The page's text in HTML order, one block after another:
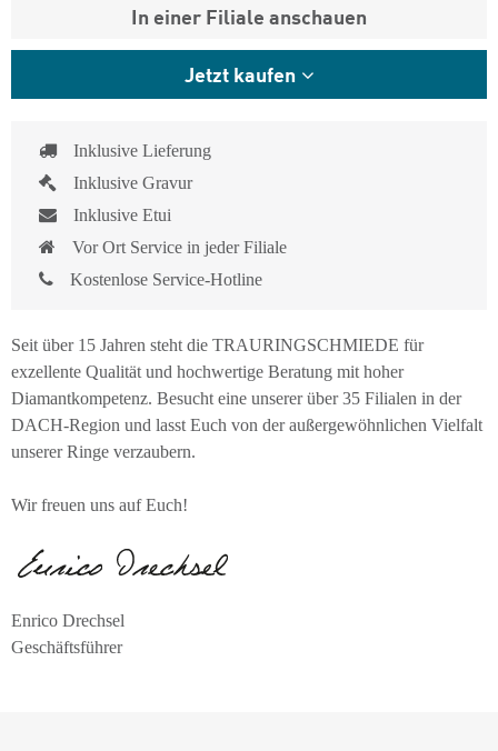
In einer Filiale anschauen
Jetzt kaufen
Inklusive Lieferung
Inklusive Gravur
Inklusive Etui
Vor Ort Service in jeder Filiale
Kostenlose Service-Hotline
Seit über 15 Jahren steht die TRAURINGSCHMIEDE für
exzellente Qualität und hochwertige Beratung mit hoher
Diamantkompetenz. Besucht eine unserer über 35 Filialen in der
DACH-Region und lasst Euch von der außergewöhnlichen Vielfalt
unserer Ringe verzaubern.
Wir freuen uns auf Euch!
Enrico Drechsel
Geschäftsführer